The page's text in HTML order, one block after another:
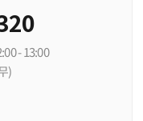
- 13:00
)